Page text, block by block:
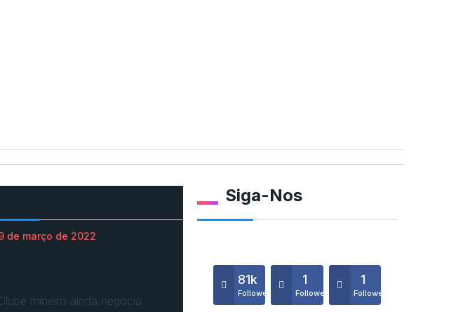
de março de 2022
mineiro ainda negocia
Siga-Nos
81k
Followers
1
Followers
1
Followers